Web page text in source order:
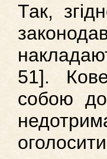
Так,
51].
собою